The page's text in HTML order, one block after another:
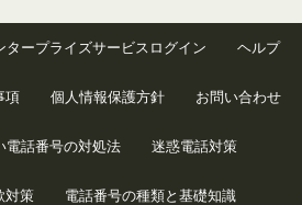
タープライズサービスログイン ヘルプ
項 個人情報保護方針 お問い合わせ
電話番号の対処法 迷惑電話対策
対策 電話番号の種類と基礎知識